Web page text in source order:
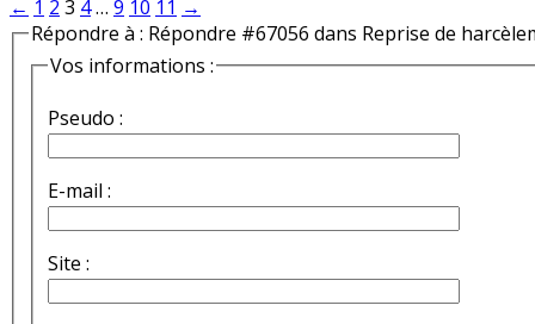
← 1 2 3 4… 9 10 11 →
Répondre à : Répondre #67056 dans Reprise de
Vos informations :
Pseudo :
E-mail :
Site :